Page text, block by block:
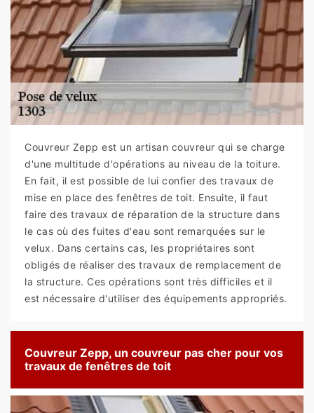
Couvreur Zepp est un artisan couvreur qui se charge
d'une multitude d'opérations au niveau de la toiture.
En fait, il est possible de lui confier des travaux de
mise en place des fenêtres de toit. Ensuite, il faut
faire des travaux de réparation de la structure dans
le cas où des fuites d'eau sont remarquées sur le
velux. Dans certains cas, les propriétaires sont
obligés de réaliser des travaux de remplacement de
la structure. Ces opérations sont très difficiles et il
est nécessaire d'utiliser des équipements appropriés.
Couvreur Zepp, un couvreur pas cher pour vos
travaux de fenêtres de toit